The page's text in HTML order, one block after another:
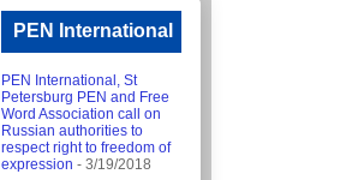
PEN International
PEN International, St
Petersburg PEN and Free
Word Association call on
Russian authorities to
respect right to freedom of
expression - 3/19/2018